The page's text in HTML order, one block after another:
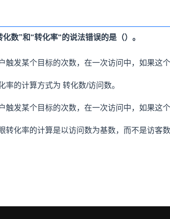
化数”和“转化率“的说法错误的是（）。
触发某个目标的次数，在一次访问中，如果这
率的计算方式为 转化数/访问数。
触发某个目标的次数，在一次访问中，如果这
转化率的计算是以访问数为基数，而不是访客数